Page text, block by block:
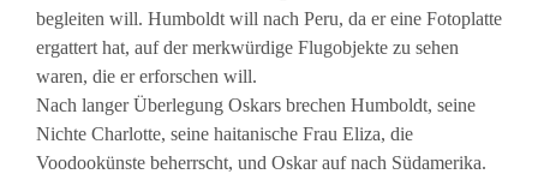
begleiten will. Humboldt will nach Peru, da er eine Fotoplatte
ergattert hat, auf der merkwürdige Flugobjekte zu sehen
waren, die er erforschen will.
Nach langer Überlegung Oskars brechen Humboldt, seine
Nichte Charlotte, seine haitanische Frau Eliza, die
Voodookünste beherrscht, und Oskar auf nach Südamerika.